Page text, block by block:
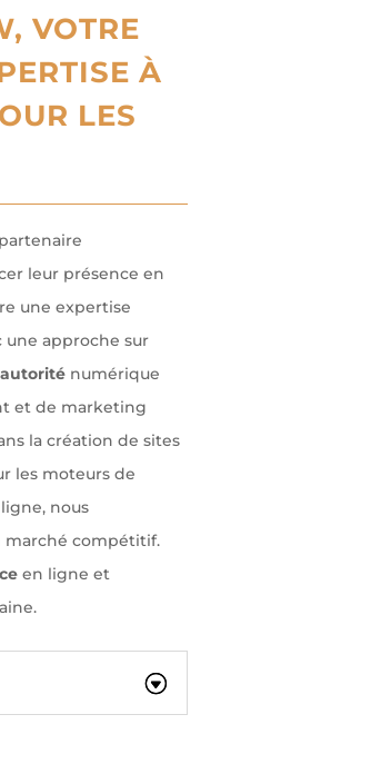
VOTRE
À
LES
leur présence en
une expertise
une approche sur
autoriténumérique
et de marketing
la création de sites
les moteurs de
nous
compétitif.
en ligne et